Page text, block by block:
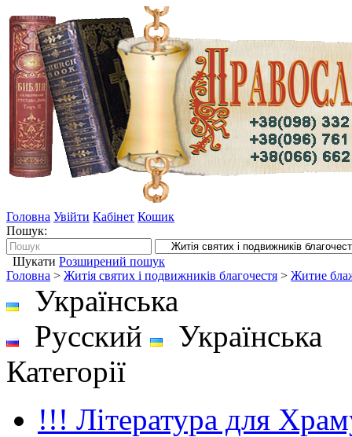
Головна Увійти Кабінет Кошик
Пошук:
Шукати Розширений пошук
Головна > Житія святих і подвижників благочестя > Житие
Українська
Русский
Українська
Категорії
!!! Література для